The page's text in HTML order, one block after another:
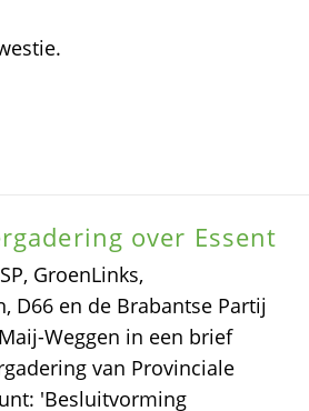
over Essent
GroenLinks,
D66 en de Brabantse Partij
Weggen in een brief
van Provinciale
'Besluitvorming